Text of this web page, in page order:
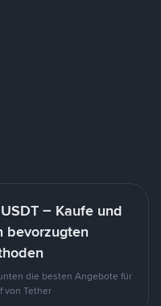
– Kaufe und
bevorzugten
die besten Angebote für
von Tether